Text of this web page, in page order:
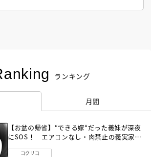
ランキング
月間
【お盆の帰省】“できる嫁“だった義妹が深夜
にSOS！ エアコンなし・肉禁止の義実家ル
コクリコ